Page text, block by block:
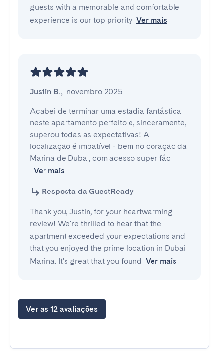
guests with a memorable and comfortable
experience is our top priority Ver mais
Justin B., novembro 2025
Acabei de terminar uma estadia fantástica
neste apartamento perfeito e, sinceramente,
superou todas as expectativas! A
localização é imbatível - bem no coração da
Marina de Dubai, com acesso super fác
Ver mais
Resposta da GuestReady
Thank you, Justin, for your heartwarming
review! We're thrilled to hear that the
apartment exceeded your expectations and
that you enjoyed the prime location in Dubai
Marina. It’s great that you found Ver mais
Ver as 12 avaliações